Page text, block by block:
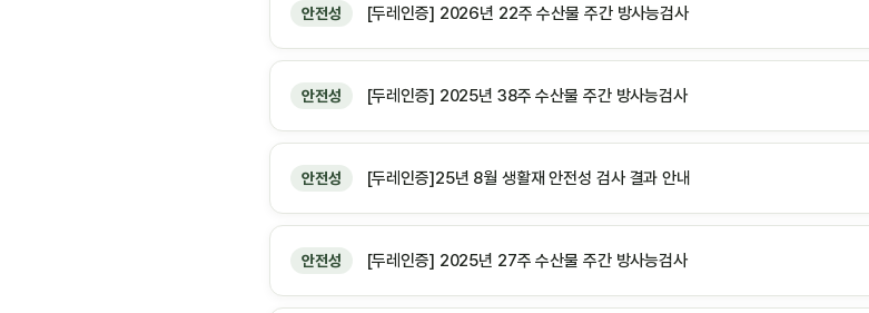
안전성 [두레인증] 2026년 22주 수산물 주간 방사능검사
안전성 [두레인증] 2025년 38주 수산물 주간 방사능검사
안전성 [두레인증]25년 8월 생활재 안전성 검사 결과 안내
안전성 [두레인증] 2025년 27주 수산물 주간 방사능검사